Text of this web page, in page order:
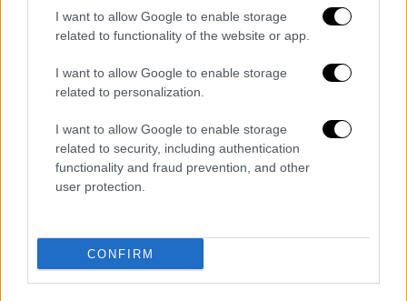
I want to allow Google to enable storage
related to functionality of the website or app.
I want to allow Google to enable storage
related to personalization.
I want to allow Google to enable storage
related to security, including authentication
functionality and fraud prevention, and other
user protection.
CONFIRM